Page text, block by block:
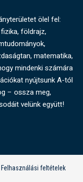
ölel fel:
földrajz,
matematika,
mindenki számára
nyújtsunk A-tól
– ossza meg,
velünk együtt!
Felhasználási feltételek